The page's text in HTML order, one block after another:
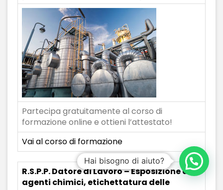
Partecipa gratuitamente al corso di
formazione online e ottieni l’attestato!
Vai al corso di formazione
R.S.P.P. Datore di Lavoro – Esposizione ad
agenti chimici, etichettatura delle
Hai bisogno di aiuto?